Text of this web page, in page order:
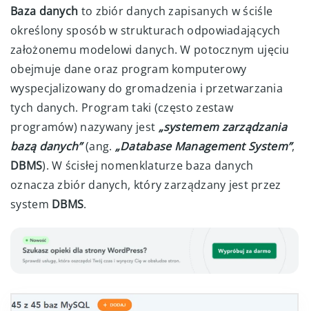
Baza danych to zbiór danych zapisanych w ściśle
określony sposób w strukturach odpowiadających
założonemu modelowi danych. W potocznym ujęciu
obejmuje dane oraz program komputerowy
wyspecjalizowany do gromadzenia i przetwarzania
tych danych. Program taki (często zestaw
programów) nazywany jest „systemem zarządzania
bazą danych”(ang. „Database Management System”,
DBMS). W ścisłej nomenklaturze baza danych
oznacza zbiór danych, który zarządzany jest przez
system DBMS.